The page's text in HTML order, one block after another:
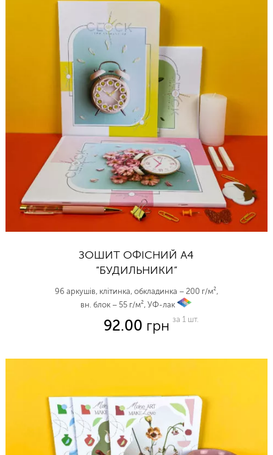
ЗОШИТ ОФІСНИЙ А4
“БУДИЛЬНИКИ”
96 аркушів, клітинка, обкладинка – 200 г/м²,
вн. блок – 55 г/м², УФ-лак
92.00 грн за 1 шт.